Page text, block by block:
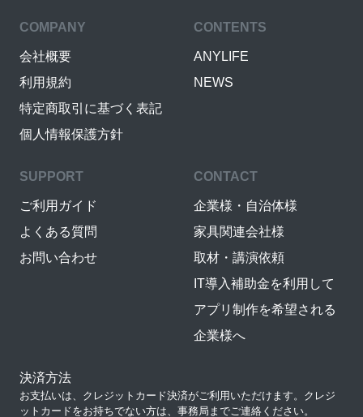
COMPANY
会社概要
利用規約
特定商取引に基づく表記
個人情報保護方針
CONTENTS
ANYLIFE
NEWS
SUPPORT
ご利用ガイド
よくある質問
お問い合わせ
CONTACT
企業様・自治体様
家具関連会社様
取材・講演依頼
IT導入補助金を利用して
アプリ制作を希望される
企業様へ
決済方法
お支払いは、クレジットカード決済がご利用いただけます。クレジ
ットカードをお持ちでない方は、事務局までご連絡ください。